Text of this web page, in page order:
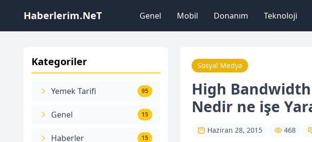
Haberlerim.NeT Genel Mobil Donanım Teknoloji
Kategoriler
Yemek Tarifi 95
Genel 15
Haberler 15
Sosyal Medya
High
Nedir ne işe
Haziran 28, 2015 468